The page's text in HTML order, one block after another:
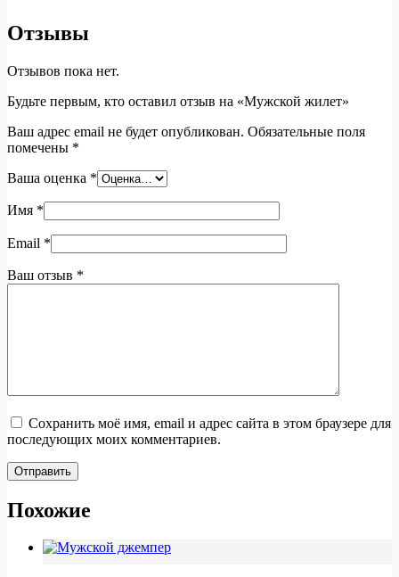
Отзывы
Отзывов пока нет.
Будьте первым, кто оставил отзыв на «Мужской жилет»
Ваш адрес email не будет опубликован. Обязательные поля
помечены *
Ваша оценка *
Имя *
Email *
Ваш отзыв *
Сохранить моё имя, email и адрес сайта в этом браузере для
последующих моих комментариев.
Отправить
Похожие